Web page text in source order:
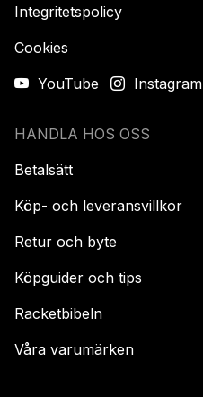
Integritetspolicy
Cookies
YouTube
Instagram
HANDLA HOS OSS
Betalsätt
Köp- och leveransvillkor
Retur och byte
Köpguider och tips
Racketbibeln
Våra varumärken